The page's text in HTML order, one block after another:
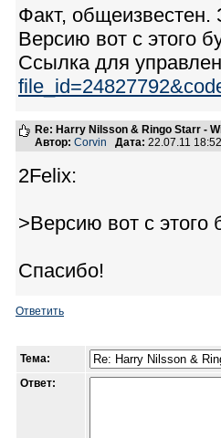
Факт, общеизвестен.
Версию вот с этого
Ссылка для
Re: Harry Nilsson & Ringo Starr -
Автор: Corvin Дата: 22.07.11
2Felix:
>Версию вот с этого
Спасибо!
Ответить
Тема:
Ответ: